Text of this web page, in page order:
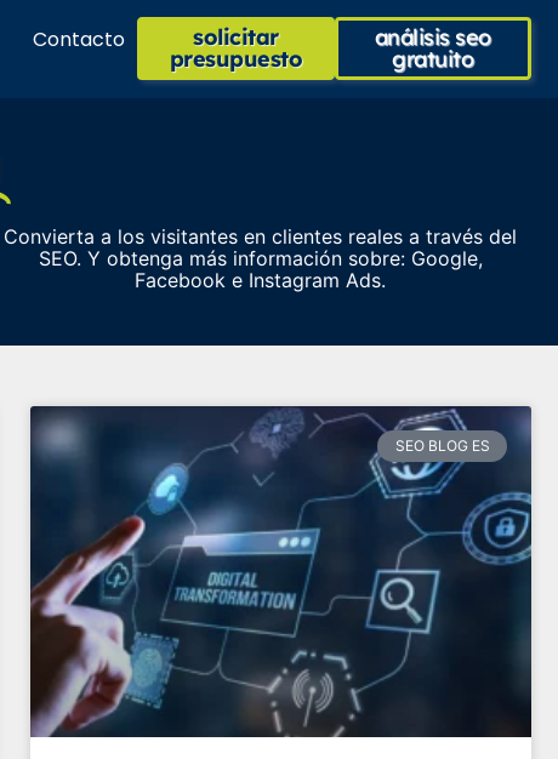
Contacto solicitar
presupuesto
análisis seo
gratuito
Convierta a los visitantes en clientes reales a través del
SEO. Y obtenga más información sobre: Google,
Facebook e Instagram Ads.
SEO BLOG ES